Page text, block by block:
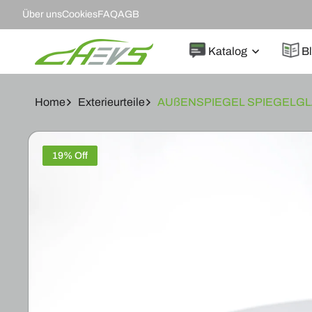
ZUM
INHALT
Über unsCookiesFAQAGB
Katalog
Home Exterieurteile AUßENSPIEGEL
PRODUKTINFORMATIONEN
SPRINGEN19% Off